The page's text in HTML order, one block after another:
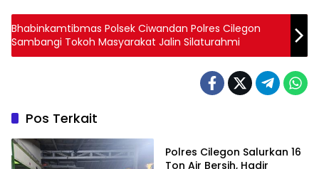
Bhabinkamtibmas Polsek Ciwandan Polres Cilegon
Sambangi Tokoh Masyarakat Jalin Silaturahmi
Pos Terkait
Polres Cilegon Salurkan 16
Ton Air Bersih, Hadir